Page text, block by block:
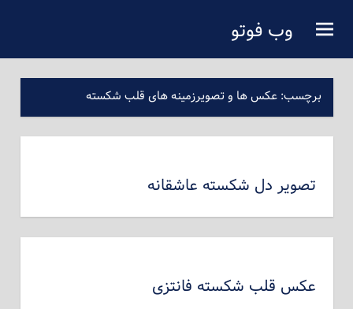
محتوای
اصلی
وب فوتو
برچسب:عکس ها و تصویرزمینه های قلب شکسته
تصویر دل شکسته عاشقانه
عکس قلب شکسته فانتزی